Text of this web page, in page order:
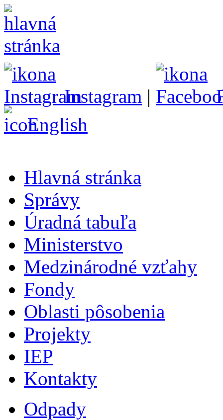
Instagram |
English
Hlavná stránka
Správy
Úradná tabuľa
Ministerstvo
Medzinárodné vzťahy
Fondy
Oblasti pôsobenia
Projekty
IEP
Kontakty
Odpady